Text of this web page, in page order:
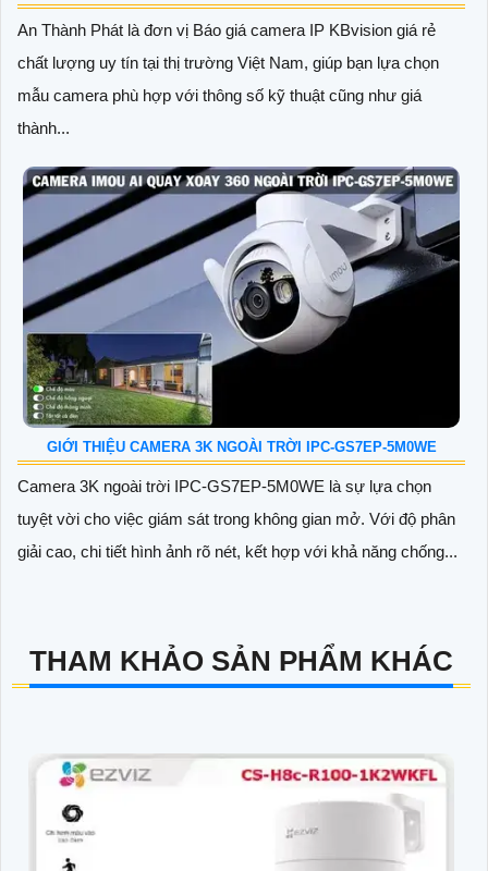
An Thành Phát là đơn vị Báo giá camera IP KBvision giá rẻ
chất lượng uy tín tại thị trường Việt Nam, giúp bạn lựa chọn
mẫu camera phù hợp với thông số kỹ thuật cũng như giá
thành...
GIỚI THIỆU CAMERA 3K NGOÀI TRỜI IPC-GS7EP-5M0WE
Camera 3K ngoài trời IPC-GS7EP-5M0WE là sự lựa chọn
tuyệt vời cho việc giám sát trong không gian mở. Với độ phân
giải cao, chi tiết hình ảnh rõ nét, kết hợp với khả năng chống...
THAM KHẢO SẢN PHẨM KHÁC